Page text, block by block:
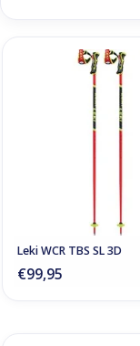
Leki WCR TBS SL 3D
€99,95